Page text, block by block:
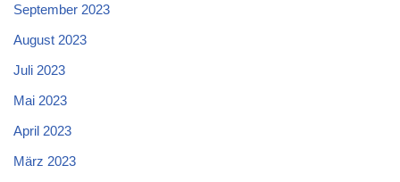
September 2023
August 2023
Juli 2023
Mai 2023
April 2023
März 2023